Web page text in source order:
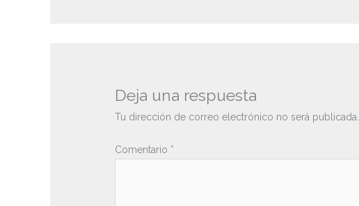
Deja una respuesta
Tu dirección de correo electrónico no será publicada.
Comentario *